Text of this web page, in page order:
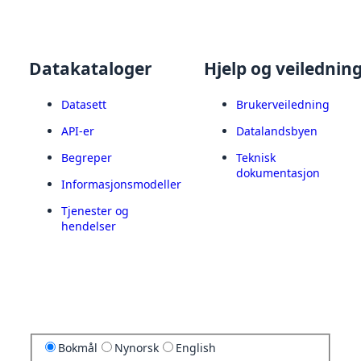
Datakataloger
Datasett
API-er
Begreper
Informasjonsmodeller
Tjenester og
hendelser
Hjelp og
Brukerveiledning
Datalandsbyen
Teknisk
dokumentasjon
Bokmål Nynorsk English